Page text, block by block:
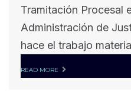
Tramitación Procesal
Administración de
hace el trabajo
READ MORE